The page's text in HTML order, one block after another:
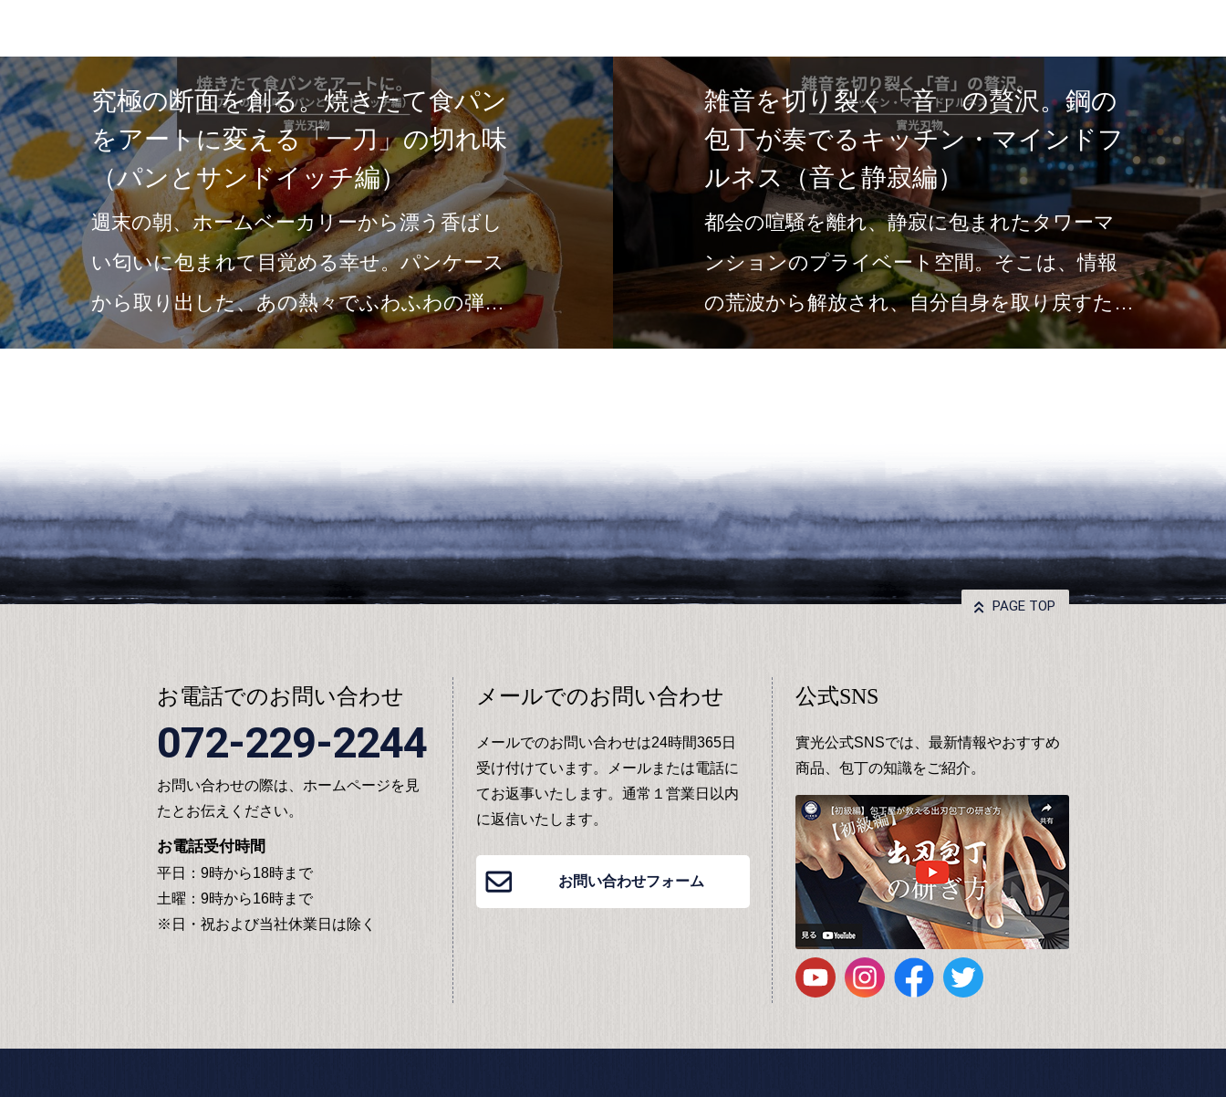
。鋼の
インドフ
タワーマ
は、情報
り戻すため
父の日に贈る「継承される資産」。
一生モノの包丁が繋ぐ家庭の味
今年の父の日は6月21日。何を贈るか、ある
いは自分への労いとして何を新調すべきか。
「消費されるモノ」に溢れた現代において、
本質を知る者が選…
曇りを残さない。梅雨前
を整える「包丁メンテナ
学
6月の湿気が忍び寄る前に、手元
目を向ける。成功者は道具を使
なく、慈しみ、育てることでそ
維持する。 …
PAGE TOP
お電話でのお問い合わせ
072-229-2244
お問い合わせの際は、ホームページを見
たとお伝えください。
お電話受付時間
平日：9時から18時まで
土曜：9時から16時まで
※日・祝および当社休業日は除く
メールでのお問い合わせ
メールでのお問い合わせは24時間365日
受け付けています。メールまたは電話に
てお返事いたします。通常１営業日以内
に返信いたします。
お問い合わせフォーム
公式SNS
實光公式SNSでは、最新情報やおすすめ
商品、包丁の知識をご紹介。